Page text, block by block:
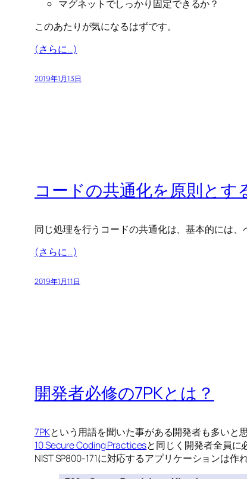
マグネットでしっかり固定できるか？
このあたりが気になるはずです。
(さらに…)
2019年1月13日
コードの共通化を原則と
同じ処理を行うコードの共通化は、基本的には
(さらに…)
2019年1月11日
開発者必修の7PKとは？
7PKという用語を聞いた事がある開発者も多いと
10 Secure Coding Practicesと同じく開発者全員に
NIST SP800-171に対応するアプリケーションは作